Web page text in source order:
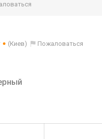
(Киев) Пожаловаться